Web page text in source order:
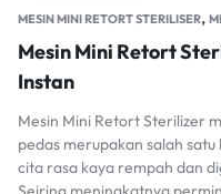
MESIN MINI RETORT STERILISER,
Mesin Mini Retort
Instan
Mesin Mini Retort Sterilizer
pedas merupakan salah
cita rasa kaya rempah dan